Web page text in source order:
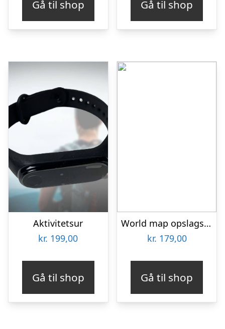
kr. 399,00.kr. 299,00.
Gå til shop Gå til shop
Aktivitetsur
kr. 199,00
Gå til shop
World map opslagstavle
kr. 179,00
Gå til shop